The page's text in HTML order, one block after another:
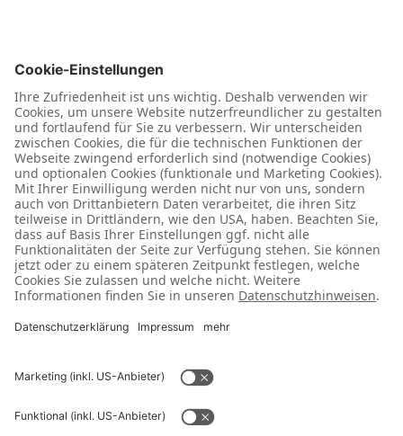
Dann sprechen Sie darüber und lassen Sie Ihre
Mitmenschen an Ihrem Glück teilhaben.
Bewerten Sie uns bei Google – so können wir als
Gemeinschaft stark bleiben.
Wir sagen: Danke!
Jetzt Bewertung abgeben
Haben Sie
Verbesserungsvorschläge oder
sind unzufrieden?
Dann richten Sie sich gerne direkt an uns. So können wir
Chance, unsere Leistungen weiter zu verbessern.